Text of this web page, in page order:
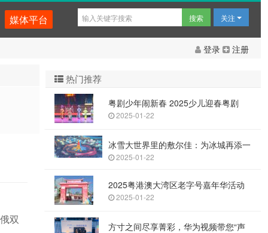
媒体平台 关注
登录 注册
双
热门推荐
粤剧少年闹新春 2025少儿迎春粤剧
2025-01-22
冰雪大世界里的敷尔佳：为冰城再添一
2025-01-22
2025粤港澳大湾区老字号嘉年华活动
2025-01-22
方寸之间尽享菁彩，华为视频带您“声